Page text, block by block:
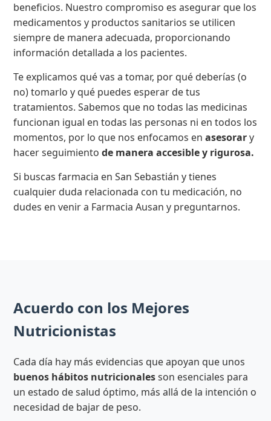
beneficios. Nuestro compromiso es asegurar que los
medicamentos y productos sanitarios se utilicen
siempre de manera adecuada, proporcionando
información detallada a los pacientes.
Te explicamos qué vas a tomar, por qué deberías (o
no) tomarlo y qué puedes esperar de tus
tratamientos. Sabemos que no todas las medicinas
funcionan igual en todas las personas ni en todos los
momentos, por lo que nos enfocamos enasesorary
hacer seguimientode manera accesible y rigurosa.
Si buscas farmacia en San Sebastián y tienes
cualquier duda relacionada con tu medicación, no
dudes en venir a Farmacia Ausan y preguntarnos.
Acuerdo con los Mejores
Nutricionistas
Cada día hay más evidencias que apoyan que unos
buenos hábitos nutricionalesson esenciales para
un estado de salud óptimo, más allá de la intención o
necesidad de bajar de peso.